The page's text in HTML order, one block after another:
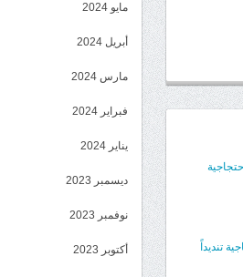
تنديداً
مايو 2024
أبريل 2024
مارس 2024
فبراير 2024
يناير 2024
ديسمبر 2023
نوفمبر 2023
أكتوبر 2023